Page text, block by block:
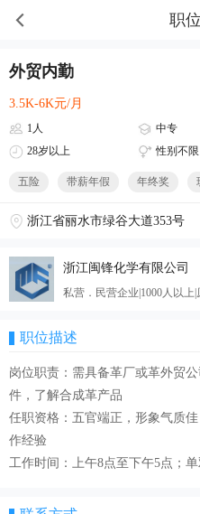
职
外贸内勤
3.5K-6K元/月
1人
中专
28岁以上
性别不限
五险 带薪年假 年终奖
浙江省丽水市绿谷大道353号
浙江闽锋化学有限公司
私营．民营企业|1000人以上
职位描述
岗位职责：需具备革厂或革外贸
件，了解合成革产品
任职资格：五官端正，形象气质
作经验
工作时间：上午8点至下午5点；